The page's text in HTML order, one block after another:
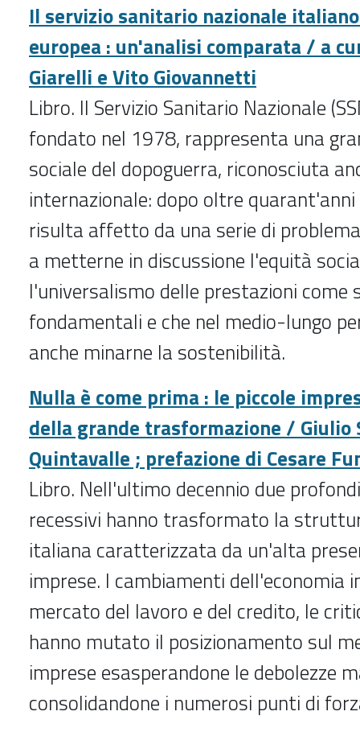
Il servizio sanitario nazionale
europea : un'analisi comparata / a
Giarelli e Vito Giovannetti
Libro. Il Servizio Sanitario Nazionale
fondato nel 1978, rappresenta una
sociale del dopoguerra, riconosciuta
internazionale: dopo oltre
risulta affetto da una serie di
a metterne in discussione l'equità
l'universalismo delle prestazioni come
fondamentali e che nel medio-lungo
anche minarne la sostenibilità.
Nulla è come prima : le piccole
della grande trasformazione / Giulio
Quintavalle ; prefazione di Cesare
Libro. Nell'ultimo decennio due
recessivi hanno trasformato la
italiana caratterizzata da un'alta
imprese. I cambiamenti dell'economia
mercato del lavoro e del credito, le
hanno mutato il posizionamento sul
imprese esasperandone le debolezze
consolidandone i numerosi punti di